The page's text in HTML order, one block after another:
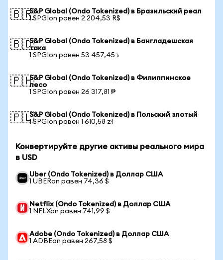
🇧🇷S&P Global (Ondo Tokenized) в Бразильский реал
1 SPGIon равен 2 204,53 R$
🇧🇩S&P Global (Ondo Tokenized) в Бангладешская
така
1 SPGIon равен 53 457,45 ৳
🇵🇭S&P Global (Ondo Tokenized) в Филиппинское
песо
1 SPGIon равен 26 317,81 ₱
🇵🇱S&P Global (Ondo Tokenized) в Польский злотый
1 SPGIon равен 1 610,58 zł
Конвертируйте другие активы реального мира
в USD
Uber (Ondo Tokenized) в Доллар США
1 UBERon равен 74,36 $
Netflix (Ondo Tokenized) в Доллар США
1 NFLXon равен 741,99 $
Adobe (Ondo Tokenized) в Доллар США
1 ADBEon равен 267,58 $